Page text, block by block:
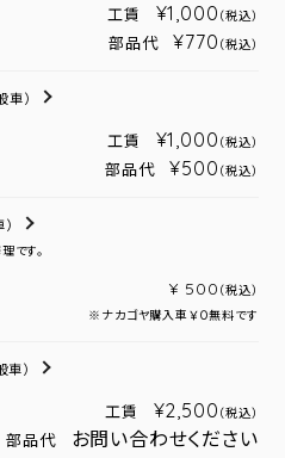
工賃 ¥1,000 （税込）
部品代 ¥770 （税込）
車）
工賃 ¥1,000 （税込）
部品代 ¥500 （税込）
です。
¥ 500 （税込）
※ナカゴヤ購入車￥０無料です
車）
工賃 ¥2,500 （税込）
部品代 お問い合わせください